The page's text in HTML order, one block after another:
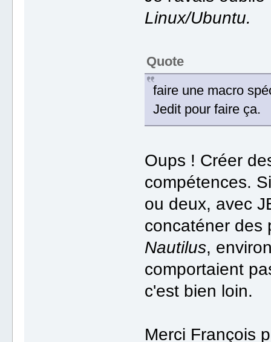
Linux/Ubuntu.
Quote
faire une macro
Jedit pour faire ça.
Oups ! Créer
compétences.
ou deux, avec
concaténer des
Nautilus,
comportaient
c'est bien loin.
Merci François